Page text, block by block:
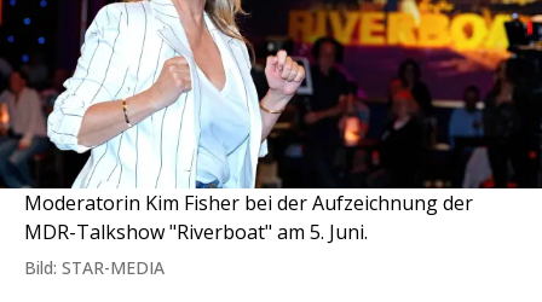
Moderatorin Kim Fisher bei der Aufzeichnung der
MDR-Talkshow "Riverboat" am 5. Juni.
Bild: STAR-MEDIA